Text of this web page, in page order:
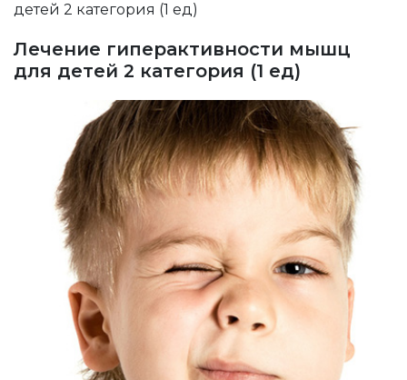
детей 2 категория (1 ед)
Лечение гиперактивности мышц
для детей 2 категория (1 ед)